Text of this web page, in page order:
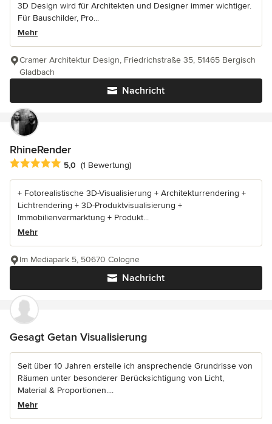
3D Design wird für Architekten und Designer immer wichtiger.
Für Bauschilder, Pro...
Mehr
Nachricht
Cramer Architektur Design, Friedrichstraße 35, 51465 Bergisch
Gladbach
RhineRender
Durchschnittliche Bewertung: 5 von 5 Sternen
5,0 (1 Bewertung)
+ Fotorealistische 3D-Visualisierung + Architekturrendering +
Lichtrendering + 3D-Produktvisualisierung +
Immobilienvermarktung + Produkt...
Mehr
Nachricht
Im Mediapark 5, 50670 Cologne
Gesagt Getan Visualisierung
Seit über 10 Jahren erstelle ich ansprechende Grundrisse von
Räumen unter besonderer Berücksichtigung von Licht,
Material & Proportionen....
Mehr